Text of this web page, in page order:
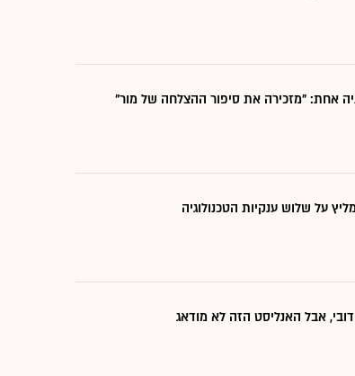
אחת: "מזכירה את סיפור ההצלחה של מור"
אבל האנליסט הזה לא מודאג